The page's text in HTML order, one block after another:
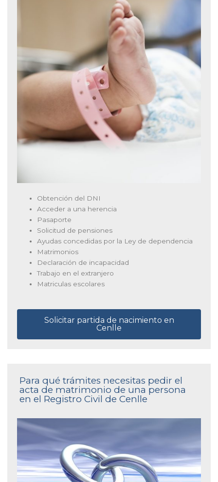
Obtención del DNI
Acceder a una herencia
Pasaporte
Solicitud de pensiones
Ayudas concedidas por la Ley de dependencia
Matrimonios
Declaración de incapacidad
Trabajo en el extranjero
Matriculas escolares
Solicitar partida de nacimiento en
Cenlle
Para qué trámites necesitas pedir el
acta de matrimonio de una persona
en el Registro Civil de Cenlle